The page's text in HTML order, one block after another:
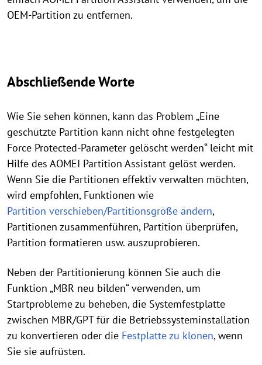
OEM-Partition zu entfernen.
Abschließende Worte
Wie Sie sehen können, kann das Problem „Eine
geschützte Partition kann nicht ohne festgelegten
Force Protected-Parameter gelöscht werden“ leicht mit
Hilfe des AOMEI Partition Assistant gelöst werden.
Wenn Sie die Partitionen effektiv verwalten möchten,
wird empfohlen, Funktionen wie
Partition verschieben/Partitionsgröße ändern,
Partitionen zusammenführen, Partition überprüfen,
Partition formatieren usw. auszuprobieren.
Neben der Partitionierung können Sie auch die
Funktion „MBR neu bilden“ verwenden, um
Startprobleme zu beheben, die Systemfestplatte
zwischen MBR/GPT für die Betriebssysteminstallation
zu konvertieren oder die Festplatte zu klonen, wenn
Sie sie aufrüsten.